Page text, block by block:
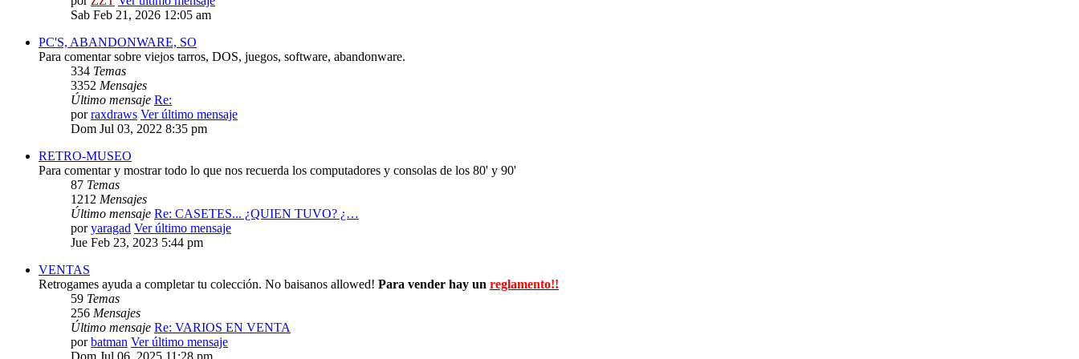
Sab Feb 21, 2026 12:05 am
PC'S, ABANDONWARE, SO
Para comentar sobre viejos tarros, DOS, juegos, software, abandonware.
334 Temas
3352 Mensajes
Último mensaje Re:
porraxdraws Ver último mensaje
Dom Jul 03, 2022 8:35 pm
RETRO-MUSEO
Para comentar y mostrar todo lo que nos recuerda los computadores y consolas de los 80' y 90'
87 Temas
1212 Mensajes
Último mensaje Re: CASETES... ¿QUIEN TUVO? ¿…
poryaragad Ver último mensaje
Jue Feb 23, 2023 5:44 pm
VENTAS
Retrogames ayuda a completar tu colección. No baisanos allowed! Para vender hay un reglamento!!
59 Temas
256 Mensajes
Último mensaje Re: VARIOS EN VENTA
porbatman Ver último mensaje